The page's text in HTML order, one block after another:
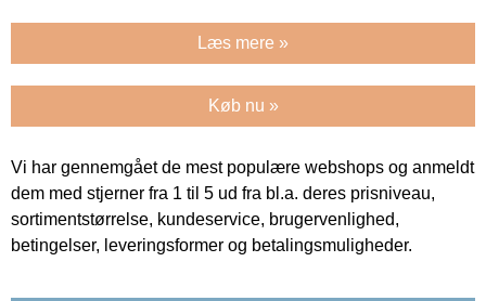
Læs mere »
Køb nu »
Vi har gennemgået de mest populære webshops og anmeldt
dem med stjerner fra 1 til 5 ud fra bl.a. deres prisniveau,
sortimentstørrelse, kundeservice, brugervenlighed,
betingelser, leveringsformer og betalingsmuligheder.